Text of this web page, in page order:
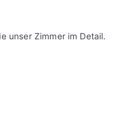
unser Zimmer im Detail.